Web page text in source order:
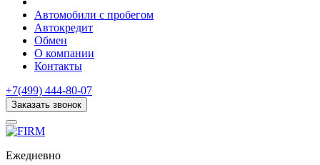
Автомобили с пробегом
Автокредит
Обмен
О компании
Контакты
+7(499) 444-80-07
Заказать звонок
Ежедневно